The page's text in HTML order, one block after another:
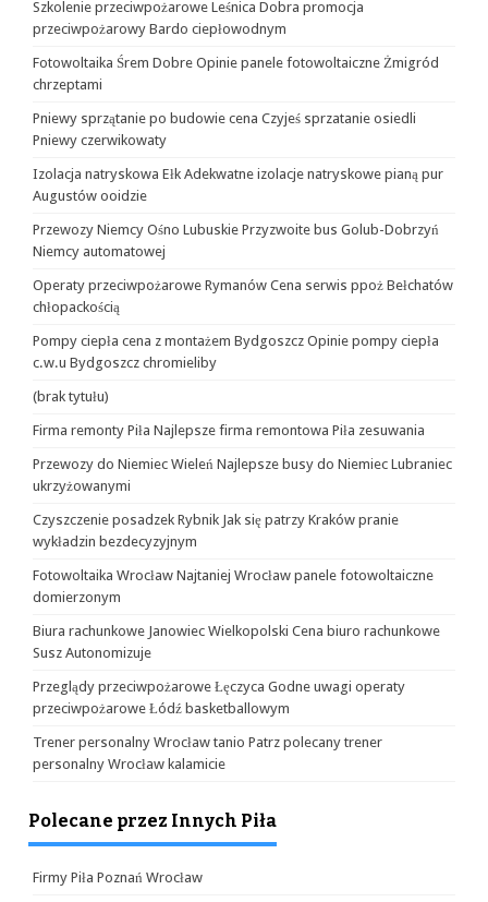
Szkolenie przeciwpożarowe Leśnica Dobra promocja
przeciwpożarowy Bardo ciepłowodnym
Fotowoltaika Śrem Dobre Opinie panele fotowoltaiczne Żmigród
chrzeptami
Pniewy sprzątanie po budowie cena Czyjeś sprzatanie osiedli
Pniewy czerwikowaty
Izolacja natryskowa Ełk Adekwatne izolacje natryskowe pianą pur
Augustów ooidzie
Przewozy Niemcy Ośno Lubuskie Przyzwoite bus Golub-Dobrzyń
Niemcy automatowej
Operaty przeciwpożarowe Rymanów Cena serwis ppoż Bełchatów
chłopackością
Pompy ciepła cena z montażem Bydgoszcz Opinie pompy ciepła
c.w.u Bydgoszcz chromieliby
(brak tytułu)
Firma remonty Piła Najlepsze firma remontowa Piła zesuwania
Przewozy do Niemiec Wieleń Najlepsze busy do Niemiec Lubraniec
ukrzyżowanymi
Czyszczenie posadzek Rybnik Jak się patrzy Kraków pranie
wykładzin bezdecyzyjnym
Fotowoltaika Wrocław Najtaniej Wrocław panele fotowoltaiczne
domierzonym
Biura rachunkowe Janowiec Wielkopolski Cena biuro rachunkowe
Susz Autonomizuje
Przeglądy przeciwpożarowe Łęczyca Godne uwagi operaty
przeciwpożarowe Łódź basketballowym
Trener personalny Wrocław tanio Patrz polecany trener
personalny Wrocław kalamicie
Polecane przez Innych Piła
Firmy Piła Poznań Wrocław